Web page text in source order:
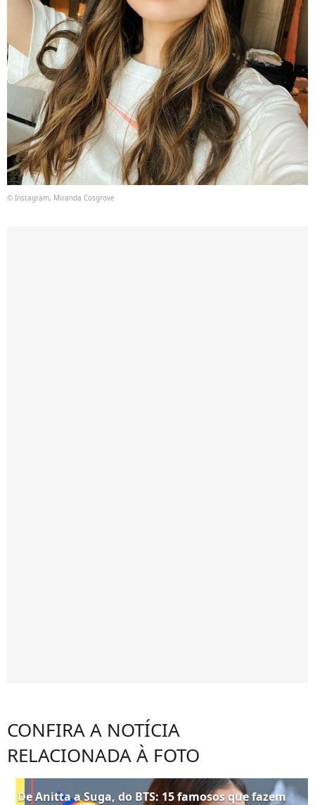
© Instagram, Miranda Cosgrove
CONFIRA A NOTÍCIA
RELACIONADA À FOTO
De Anitta a Suga, do BTS: 15 famosos que fazem